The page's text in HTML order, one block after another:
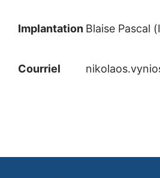
Implantation Blaise Pascal
Courriel